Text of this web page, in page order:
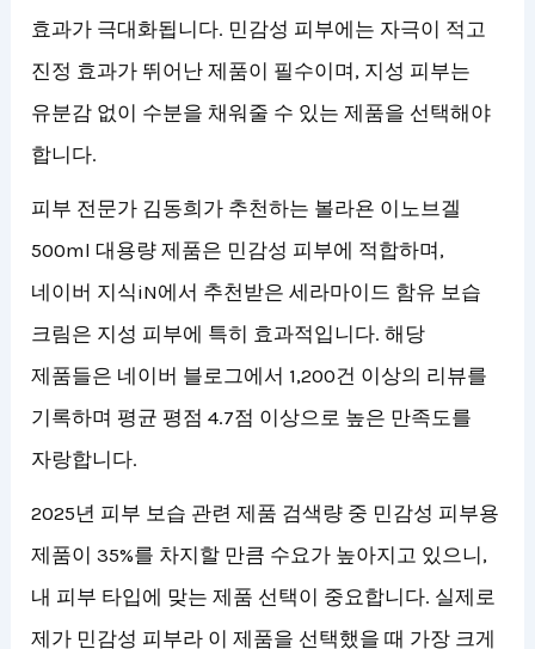
효과가 극대화됩니다. 민감성 피부에는 자극이 적고
진정 효과가 뛰어난 제품이 필수이며, 지성 피부는
유분감 없이 수분을 채워줄 수 있는 제품을 선택해야
합니다.
피부 전문가 김동희가 추천하는 볼라욘 이노브겔
500ml 대용량 제품은 민감성 피부에 적합하며,
네이버 지식iN에서 추천받은 세라마이드 함유 보습
크림은 지성 피부에 특히 효과적입니다. 해당
제품들은 네이버 블로그에서 1,200건 이상의 리뷰를
기록하며 평균 평점 4.7점 이상으로 높은 만족도를
자랑합니다.
2025년 피부 보습 관련 제품 검색량 중 민감성 피부용
제품이 35%를 차지할 만큼 수요가 높아지고 있으니,
내 피부 타입에 맞는 제품 선택이 중요합니다. 실제로
제가 민감성 피부라 이 제품을 선택했을 때 가장 크게